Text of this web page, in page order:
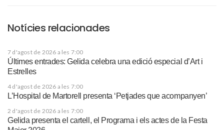
Notícies relacionades
7 d'agost de 2026 a les 7:00
Últimes entrades: Gelida celebra una edició especial d’Art i
Estrelles
4 d'agost de 2026 a les 7:00
L’Hospital de Martorell presenta ‘Petjades que acompanyen’
2 d'agost de 2026 a les 7:00
Gelida presenta el cartell, el Programa i els actes de la Festa